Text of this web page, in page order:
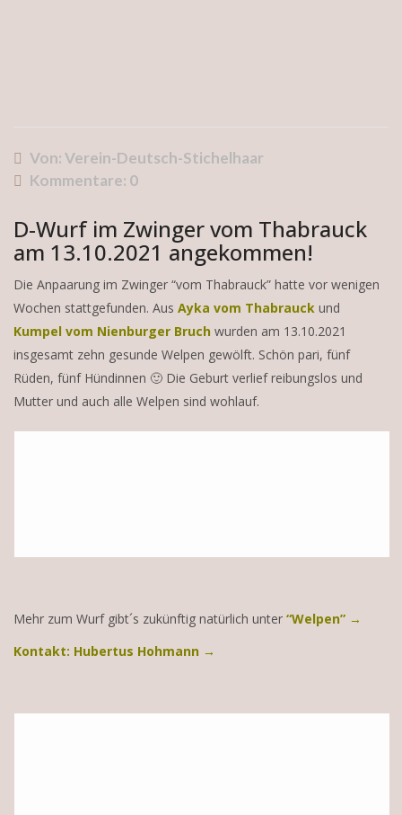
Von: Verein-Deutsch-Stichelhaar
Kommentare: 0
D-Wurf im Zwinger vom Thabrauck
am 13.10.2021 angekommen!
Die Anpaarung im Zwinger “vom Thabrauck” hatte vor wenigen
Wochen stattgefunden. Aus Ayka vom Thabrauck und
Kumpel vom Nienburger Bruch wurden am 13.10.2021
insgesamt zehn gesunde Welpen gewölft. Schön pari, fünf
Rüden, fünf Hündinnen 🙂 Die Geburt verlief reibungslos und
Mutter und auch alle Welpen sind wohlauf.
Mehr zum Wurf gibt´s zukünftig natürlich unter “Welpen” →
Kontakt: Hubertus Hohmann →